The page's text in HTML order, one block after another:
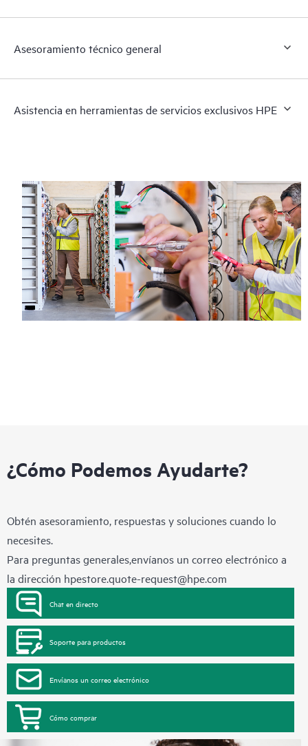
Asesoramiento técnico general
Asistencia en herramientas de servicios exclusivos HPE
¿Cómo Podemos Ayudarte?
Obtén asesoramiento, respuestas y soluciones cuando lo
necesites.
Para preguntas generales,envíanos un correo electrónico a
la dirección hpestore.quote-request@hpe.com
Chat en directo
Soporte para productos
Envíanos un correo electrónico
Cómo comprar